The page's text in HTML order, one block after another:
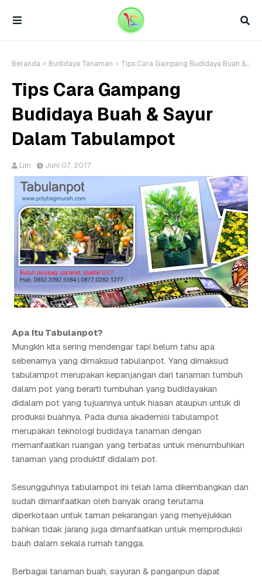
Beranda Budidaya Tanaman Tips Cara Gampang Budidaya Buah & Sayur Dalam Tabulampot
Tips Cara Gampang
Budidaya Buah & Sayur
Dalam Tabulampot
Lim Juni 07, 2017
Apa Itu Tabulanpot?
Mungkin kita sering mendengar tapi belum tahu apa
sebenarnya yang dimaksud tabulanpot. Yang dimaksud
tabulampot merupakan kepanjangan dari tanaman tumbuh
dalam pot yang berarti tumbuhan yang budidayakan
didalam pot yang tujuannya untuk hiasan ataupun untuk di
produksi buahnya. Pada dunia akademisi tabulampot
merupakan teknologi budidaya tanaman dengan
memanfaatkan ruangan yang terbatas untuk menumbuhkan
tanaman yang produktif didalam pot.
Sesungguhnya tabulampot ini telah lama dikembangkan dan
sudah dimanfaatkan oleh banyak orang terutama
diperkotaan untuk taman pekarangan yang menyejukkan
bahkan tidak jarang juga dimanfaatkan untuk memproduksi
bauh dalam sekala rumah tangga.
Berbagai tanaman buah, sayuran & panganpun dapat